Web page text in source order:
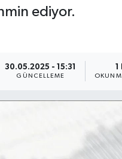
ediyor.
30.05.2025 - 15:31
GÜNCELLEME
1